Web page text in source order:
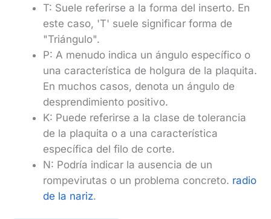
T: Suele referirse a la forma del inserto. En
este caso, 'T' suele significar forma de
"Triángulo".
P: A menudo indica un ángulo específico o
una característica de holgura de la plaquita.
En muchos casos, denota un ángulo de
desprendimiento positivo.
K: Puede referirse a la clase de tolerancia
de la plaquita o a una característica
específica del filo de corte.
N: Podría indicar la ausencia de un
rompevirutas o un problema concreto. radio
de la nariz.